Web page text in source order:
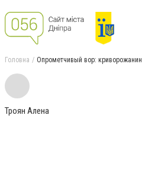
Головна Опрометчивый вор:
Троян Алена